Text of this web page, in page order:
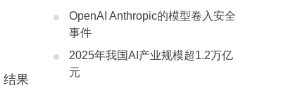
果
OpenAI Anthropic的模型卷入安全
事件
2025年我国AI产业规模超1.2万亿
元